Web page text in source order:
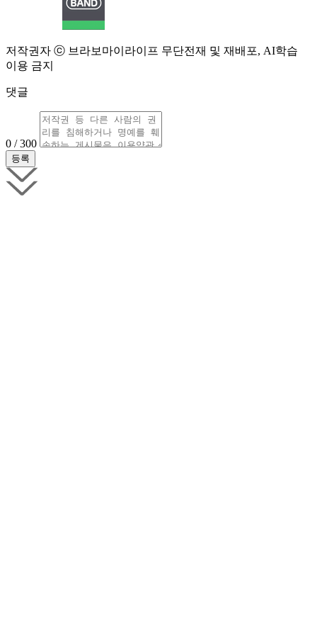
저작권자 ⓒ 브라보마이라이프 무단전재 및 재배포, AI학습
이용 금지
댓글
0 / 300